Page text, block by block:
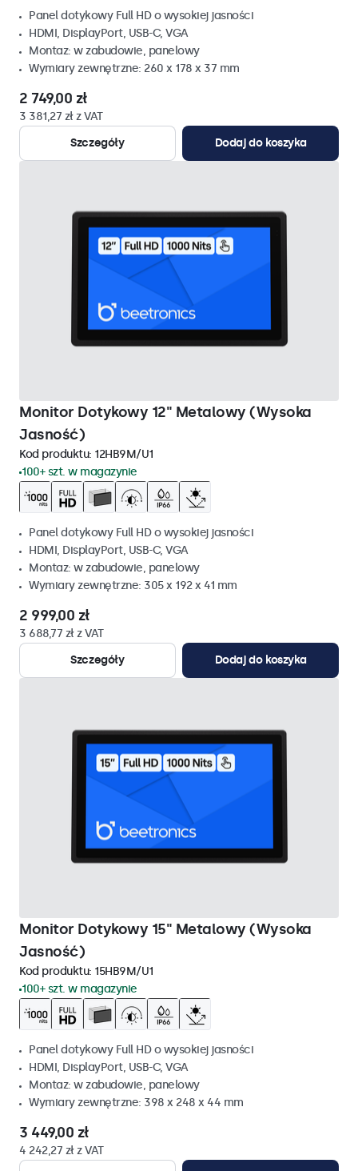
Panel dotykowy Full HD o wysokiej jasności
HDMI, DisplayPort, USB-C, VGA
Montaz: w zabudowie, panelowy
Wymiary zewnętrzne: 260 x 178 x 37 mm
2 749,00 zł
3 381,27 zł z VAT
Szczegóły
Dodaj do koszyka
Monitor Dotykowy 12" Metalowy (Wysoka
Jasność)
Kod produktu: 12HB9M/U1
100+ szt. w magazynie
Panel dotykowy Full HD o wysokiej jasności
HDMI, DisplayPort, USB-C, VGA
Montaz: w zabudowie, panelowy
Wymiary zewnętrzne: 305 x 192 x 41 mm
2 999,00 zł
3 688,77 zł z VAT
Szczegóły
Dodaj do koszyka
Monitor Dotykowy 15" Metalowy (Wysoka
Jasność)
Kod produktu: 15HB9M/U1
100+ szt. w magazynie
Panel dotykowy Full HD o wysokiej jasności
HDMI, DisplayPort, USB-C, VGA
Montaz: w zabudowie, panelowy
Wymiary zewnętrzne: 398 x 248 x 44 mm
3 449,00 zł
4 242,27 zł z VAT